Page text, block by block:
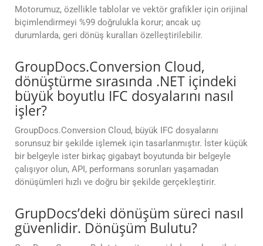
Motorumuz, özellikle tablolar ve vektör grafikler için orijinal
biçimlendirmeyi %99 doğrulukla korur; ancak uç
durumlarda, geri dönüş kuralları özelleştirilebilir.
GroupDocs.Conversion Cloud,
dönüştürme sırasında .NET içindeki
büyük boyutlu IFC dosyalarını nasıl
işler?
GroupDocs.Conversion Cloud, büyük IFC dosyalarını
sorunsuz bir şekilde işlemek için tasarlanmıştır. İster küçük
bir belgeyle ister birkaç gigabayt boyutunda bir belgeyle
çalışıyor olun, API, performans sorunları yaşamadan
dönüşümleri hızlı ve doğru bir şekilde gerçekleştirir.
GrupDocs’deki dönüşüm süreci nasıl
güvenlidir. Dönüşüm Bulutu?